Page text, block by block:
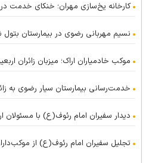
کارخانه یخ‌سازی مهران؛ خنکای خدمت
نسیم مهربانی رضوی در بیمارستان
موکب خادمیاران اراک؛ میزبان زائران
خدمت‌رسانی بیمارستان سیار رضوی به
دیدار سفیران امام رئوف(ع) با مسئولان
تجلیل سفیران امام رئوف(ع) از